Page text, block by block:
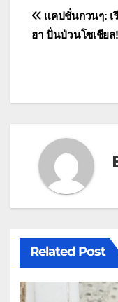
แนะแนว
แคปชั่นกวนๆ: เรี
ฮา ปั่นป่วนโซเชียล!
Related Post